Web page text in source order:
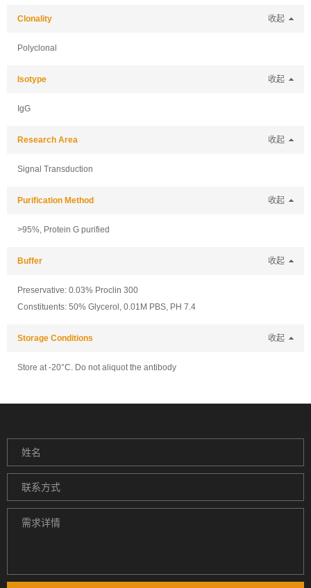
Clonality 收起
Polyclonal
Isotype 收起
IgG
Research Area 收起
Signal Transduction
Purification Method 收起
>95%, Protein G purified
Buffer 收起
Preservative: 0.03% Proclin 300
Constituents: 50% Glycerol, 0.01M PBS, PH 7.4
Storage Conditions 收起
Store at -20°C. Do not aliquot the antibody